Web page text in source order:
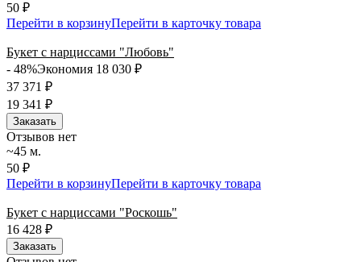
50 ₽
Перейти в корзинуПерейти в карточку товара
Букет с нарциссами "Любовь"
- 48%Экономия 18 030 ₽
37 371 ₽
19 341 ₽
Заказать
Отзывов нет
~45 м.
50 ₽
Перейти в корзинуПерейти в карточку товара
Букет с нарциссами "Роскошь"
16 428 ₽
Заказать